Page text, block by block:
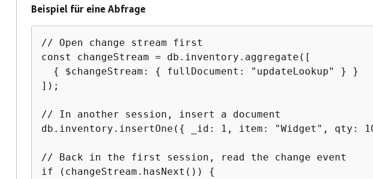
Beispiel für eine Abfrage
// Open change stream first
const changeStream = db.inventory.aggregate([
{
$changeStream: {
fullDocument: "updateLookup" } }
]);
// In another session, insert a document
db.inventory.insertOne( { _id: 1, item: "Widget", qty:
// Back in the first session, read the change event
if (changeStream.hasNext()) {